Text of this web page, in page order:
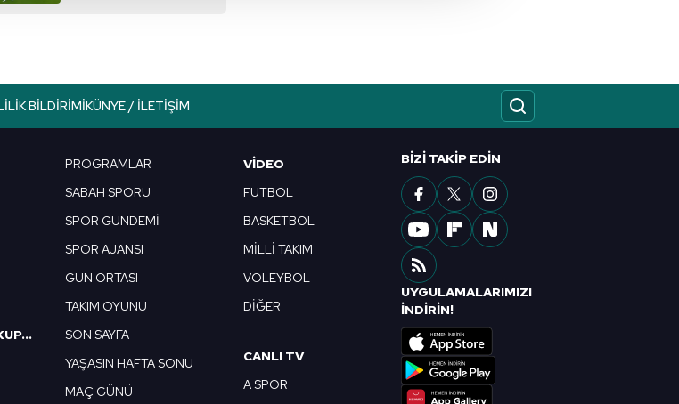
daha işlevsel kılınması ve kişiselleştirilmesi ve sizlere yönelik
almak için lütfentıklayınız
BILDIRIMIKÜNYE / İLETIŞIM
ZİRAAT TÜRKİYE KUPASI
PROGRAMLAR
SABAH SPORU
SPOR GÜNDEMİ
SPOR AJANSI
GÜN ORTASI
TAKIM OYUNU
SON SAYFA
YAŞASIN HAFTA SONU
MAÇ GÜNÜ
VIDEO
FUTBOL
BASKETBOL
MİLLİ TAKIM
VOLEYBOL
DİĞER
CANLI TV
A SPOR
BIZI TAKIP EDIN
UYGULAMALARIMIZI
İNDİRİN!